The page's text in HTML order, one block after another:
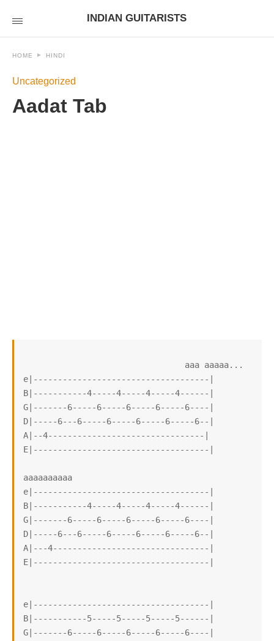
INDIAN GUITARISTS
HOME HINDI
Uncategorized
Aadat Tab
e|------------------------------------|
B|-----------4-----4-----4-----4------|
G|-------6-----6-----6-----6-----6----|
D|-----6---6-----6-----6-----6-----6--|
A|--4--------------------------------|
E|------------------------------------|
aaaaaaaaaa
e|------------------------------------|
B|-----------4-----4-----4-----4------|
G|-------6-----6-----6-----6-----6----|
D|-----6---6-----6-----6-----6-----6--|
A|---4--------------------------------|
E|------------------------------------|
e|------------------------------------|
B|-----------5-----5-----5-----5------|
G|-------6-----6-----6-----6-----6----|